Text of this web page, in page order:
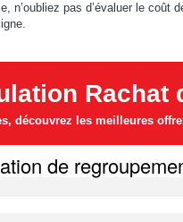
n’oubliez pas d’évaluer le coût
Rachat
découvrez les meilleures